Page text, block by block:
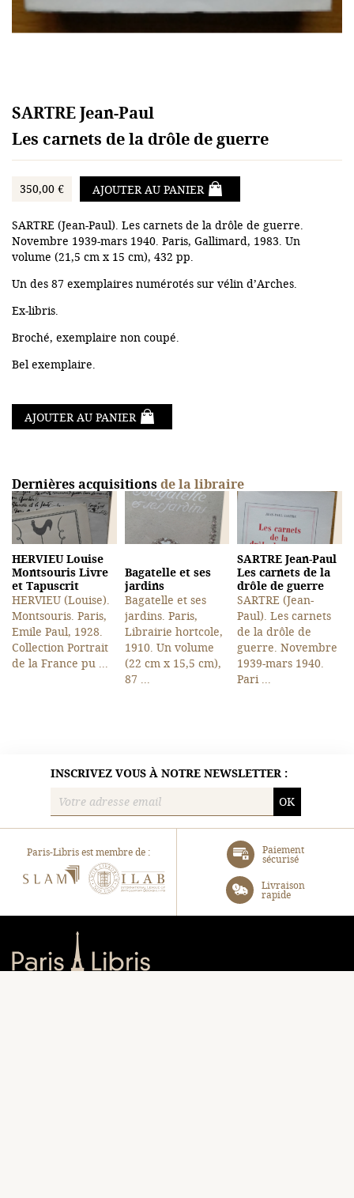
SARTRE Jean-Paul
Les carnets de la drôle de guerre
350,00 € AJOUTER AU PANIER
SARTRE (Jean-Paul). Les carnets de la drôle de guerre.
Novembre 1939-mars 1940. Paris, Gallimard, 1983. Un
volume (21,5 cm x 15 cm), 432 pp.
Un des 87 exemplaires numérotés sur vélin d’Arches.
Ex-libris.
Broché, exemplaire non coupé.
Bel exemplaire.
AJOUTER AU PANIER
Dernières acquisitionsde la libraire
HERVIEU Louise
Montsouris Livre
et Tapuscrit
HERVIEU (Louise).
Montsouris. Paris,
Emile Paul, 1928.
Collection Portrait
de la France pu ...
Bagatelle et ses
jardins
Bagatelle et ses
jardins. Paris,
Librairie hortcole,
1910. Un volume
(22 cm x 15,5 cm),
87 ...
SARTRE Jean-Paul
Les carnets de la
drôle de guerre
SARTRE (Jean-
Paul). Les carnets
de la drôle de
guerre. Novembre
1939-mars 1940.
Pari ...
INSCRIVEZ VOUS À NOTRE NEWSLETTER :
OK
Paris-Libris est membre de :
SLAM
Paiement
sécurisé
Livraison
rapide